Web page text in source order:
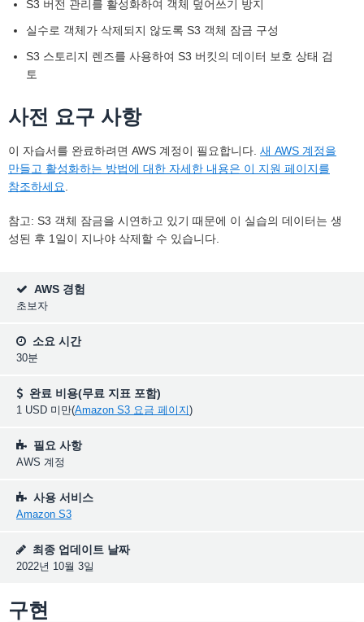
S3 버전 관리를 활성화하여 객체 덮어쓰기 방지
실수로 객체가 삭제되지 않도록 S3 객체 잠금 구성
S3 스토리지 렌즈를 사용하여 S3 버킷의 데이터 보호 상태 검
토
사전 요구 사항
이 자습서를 완료하려면 AWS 계정이 필요합니다. 새 AWS 계정을
만들고 활성화하는 방법에 대한 자세한 내용은 이 지원 페이지를
참조하세요
참고: S3 객체 잠금을 시연하고 있기 때문에 이 실습의 데이터는 생
성된 후 1일이 지나야 삭제할 수 있습니다.
AWS 경험
초보자
소요 시간
30분
완료 비용(무료 지표 포함)
1 USD 미만(Amazon S3 요금 페이지)
필요 사항
AWS 계정
사용 서비스
Amazon S3
최종 업데이트 날짜
2022년 10월 3일
구현